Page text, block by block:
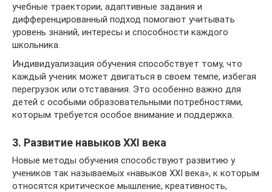
учебные траектории, адаптивные задания и
дифференцированный подход помогают учитывать
уровень знаний, интересы и способности каждого
школьника.
Индивидуализация обучения способствует тому, что
каждый ученик может двигаться в своем темпе, избегая
перегрузок или отставания. Это особенно важно для
детей с особыми образовательными потребностями,
которым требуется особое внимание и поддержка.
3. Развитие навыков XXI века
Новые методы обучения способствуют развитию у
учеников так называемых «навыков XXI века», к которым
относятся критическое мышление, креативность,